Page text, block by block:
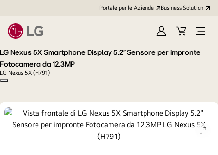
Portale per le Aziende Business Solution
Accedi
Registrati
Cart
Open
LG Nexus 5X Smartphone Display 5.2" Sensore per impronte
Fotocamera da 12.3MP
LG Nexus 5X (H791)
Copy model name